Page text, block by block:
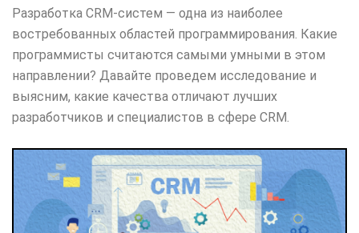
Разработка CRM-систем — одна из наиболее
востребованных областей программирования. Какие
программисты считаются самыми умными в этом
направлении? Давайте проведем исследование и
выясним, какие качества отличают лучших
разработчиков и специалистов в сфере CRM.